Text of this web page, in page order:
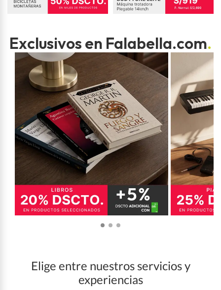
Exclusivos en Falabella.com.
Elige entre nuestros servicios y
experiencias